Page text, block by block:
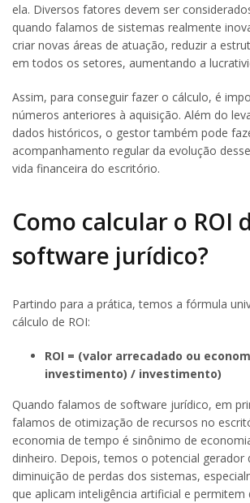
ela. Diversos fatores devem ser
quando falamos de sistemas realmente
criar novas áreas de atuação, reduzir a
em todos os setores, aumentando a
Assim, para conseguir fazer o cálculo, é
números anteriores à aquisição. Além do
dados históricos, o gestor também pode
acompanhamento regular da evolução
vida financeira do escritório.
Como calcular o ROI
software jurídico?
Partindo para a prática, temos a fórmula
cálculo de ROI:
ROI = (valor arrecadado ou
investimento) / investimento)
Quando falamos de software jurídico, em
falamos de otimização de recursos no
economia de tempo é sinônimo de
dinheiro. Depois, temos o potencial gerador
diminuição de perdas dos sistemas,
que aplicam inteligência artificial e